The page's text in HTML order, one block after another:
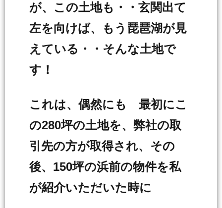
が、この土地も・・玄関出て
左を向けば、もう琵琶湖が見
えている・・そんな土地で
す！
これは、偶然にも 最初にこ
の280坪の土地を、弊社の取
引先の方が取得され、その
後、150坪の浜前の物件を私
が紹介いただいた時に